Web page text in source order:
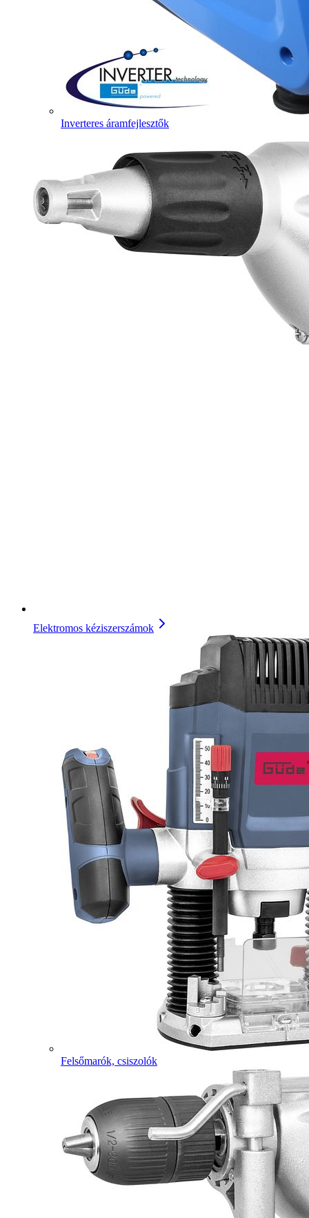
Inverteres áramfejlesztők
Elektromos kéziszerszámok
Felsőmarók, csiszolók